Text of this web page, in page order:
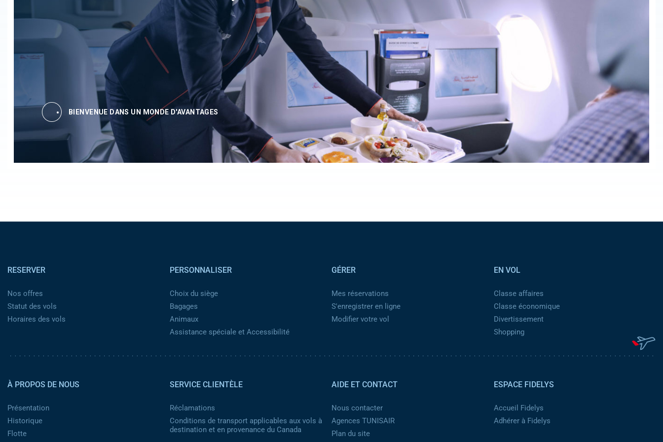
BIENVENUE DANS UN MONDE D'AVANTAGES
RESERVER
Nos offres
Statut des vols
Horaires des vols
PERSONNALISER
Choix du siège
Bagages
Animaux
Assistance spéciale et Accessibilité
GÉRER
Mes réservations
S'enregistrer en ligne
Modifier votre vol
EN VOL
Classe affaires
Classe économique
Divertissement
Shopping
À PROPOS DE NOUS
Présentation
Historique
Flotte
SERVICE CLIENTÈLE
Réclamations
Conditions de transport applicables aux vols à
destination et en provenance du Canada
AIDE ET CONTACT
Nous contacter
Agences TUNISAIR
Plan du site
ESPACE FIDELYS
Accueil Fidelys
Adhérer à Fidelys